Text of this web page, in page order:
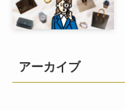
アーカイブ